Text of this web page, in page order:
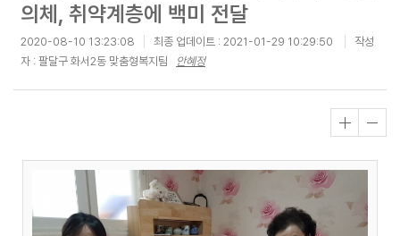
의체, 취약계층에 백미 전달
2020-08-10 13:23:08 최종 업데이트 : 2021-01-29 10:29:50
작성
자 : 팔달구 화서2동 맞춤형복지팀
안혜정